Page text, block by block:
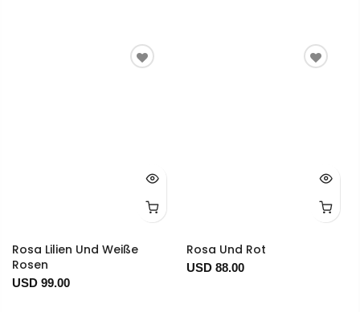
Rosa Lilien Und Weiße
Rosen
USD 99.00
Rosa Und Rot
USD 88.00